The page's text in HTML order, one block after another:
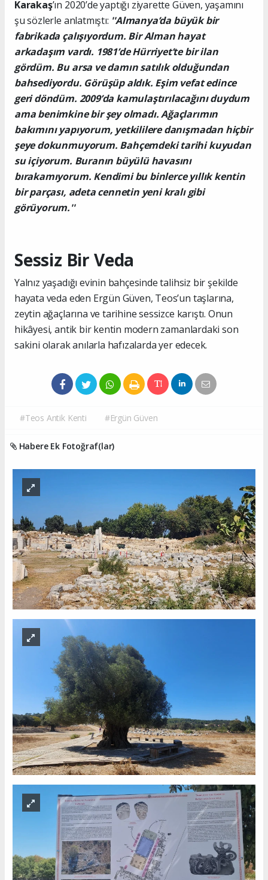
Karakaş’ın 2020’de yaptığı ziyarette Güven, yaşamını
şu sözlerle anlatmıştı: ''Almanya’da büyük bir
fabrikada çalışıyordum. Bir Alman hayat
arkadaşım vardı. 1981’de Hürriyet’te bir ilan
gördüm. Bu arsa ve damın satılık olduğundan
bahsediyordu. Görüşüp aldık. Eşim vefat edince
geri döndüm. 2009’da kamulaştırılacağını duydum
ama benimkine bir şey olmadı. Ağaçlarımın
bakımını yapıyorum, yetkililere danışmadan hiçbir
şeye dokunmuyorum. Bahçemdeki tarihi kuyudan
su içiyorum. Buranın büyülü havasını
bırakamıyorum. Kendimi bu binlerce yıllık kentin
bir parçası, adeta cennetin yeni kralı gibi
görüyorum.''
Sessiz Bir Veda
Yalnız yaşadığı evinin bahçesinde talihsiz bir şekilde
hayata veda eden Ergün Güven, Teos’un taşlarına,
zeytin ağaçlarına ve tarihine sessizce karıştı. Onun
hikâyesi, antik bir kentin modern zamanlardaki son
sakini olarak anılarla hafızalarda yer edecek.
#Teos Antik Kenti #Ergün Güven
Habere Ek Fotoğraf(lar)